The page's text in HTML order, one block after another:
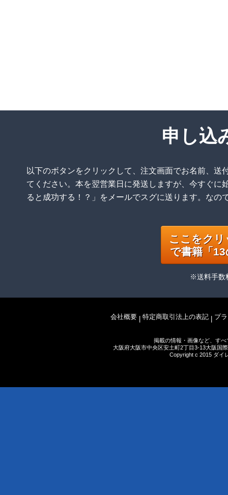
会社概要 特定商取引法上の表記 プ
掲載の情報・画像など、す
大阪府大阪市中央区安土町2丁目3-13大阪
Copyright c 2015 ダイ
申し込
以下のボタンをクリックして、注文画面でお名前、
てください。本を翌営業日に発送しますが、今すぐ
ると成功する！？」をメールでスグに送ります。なの
ここをク
で書籍「
※送料手数